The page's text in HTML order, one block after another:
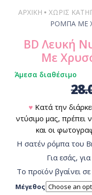
ΑΡΧΙΚΗ • ΧΩΡΊΣ
ΡΌΜΠΑ ΜΕ
BD Λευκή
Με
Άμεσα διαθέσιμο
♥ Κατά την
ντύσιμο μας, πρέπει
και οι
Η σατέν ρόμπα του
Για εσάς,
To προϊόν βγαίνει
Μέγεθος